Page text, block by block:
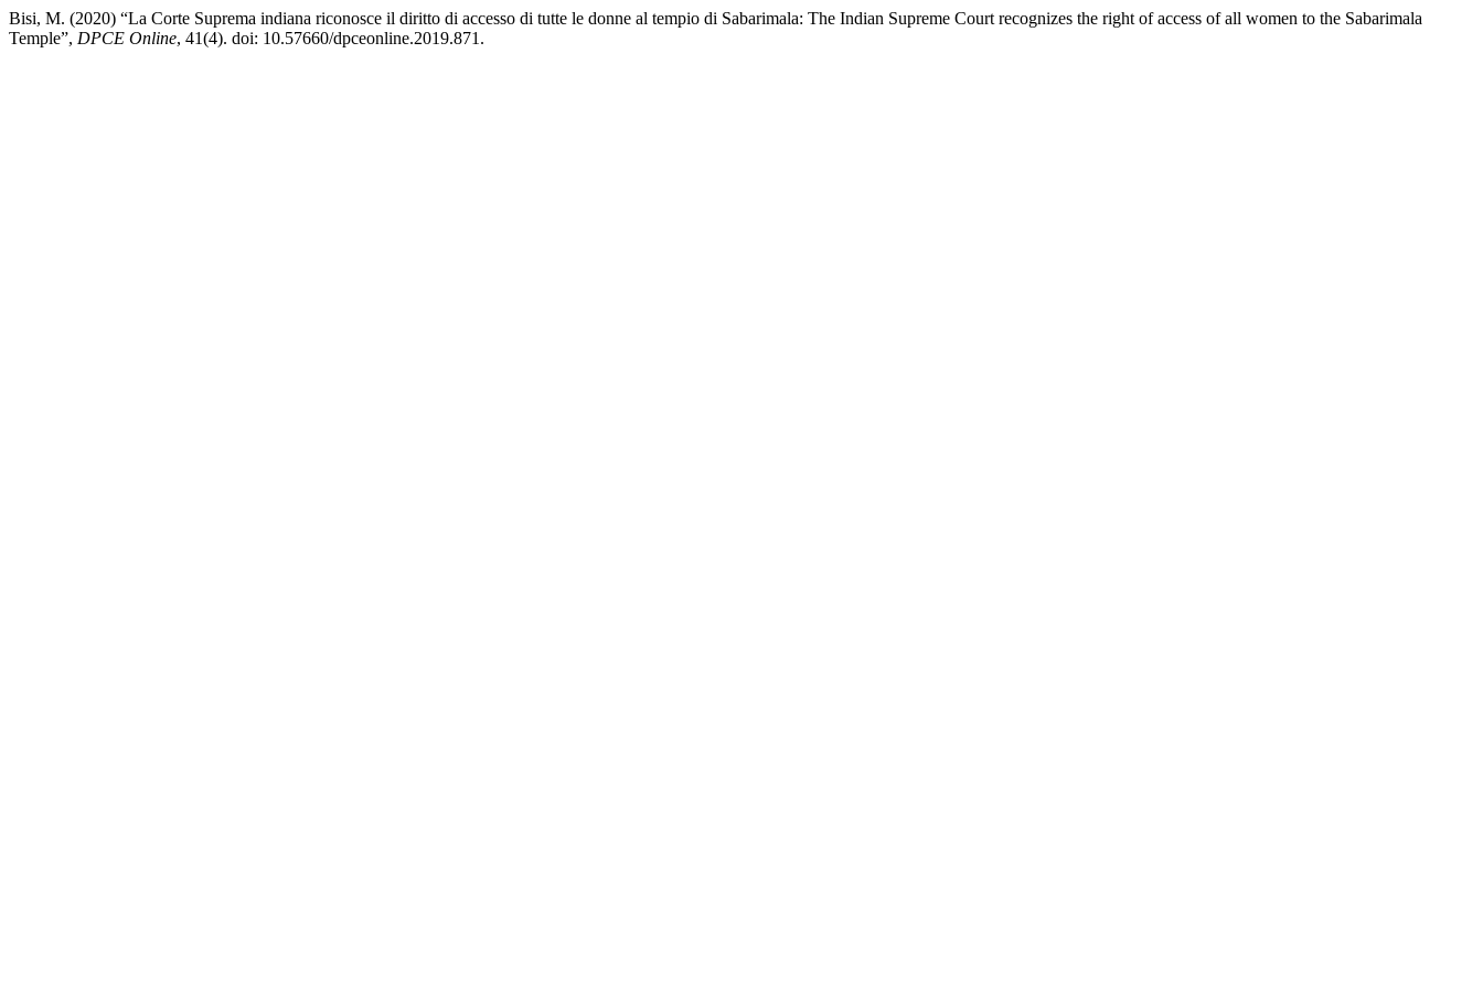
Bisi, M. (2020) “La Corte Suprema indiana riconosce il diritto di accesso di tutte le donne al tempio di Sabarimala: The Indian Supreme Court recognizes the right of access of all women to the Sabarimala
Temple”, DPCE Online, 41(4). doi: 10.57660/dpceonline.2019.871.